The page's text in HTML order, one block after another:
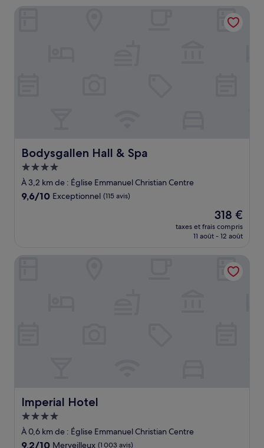
de
132 €
Bodysgallen Hall & Spa
Bodysgallen Hall & Spa
Hébergement
4.0 étoiles
À 3,2 km de : Église Emmanuel Christian Centre
9.6
9,6/10 Exceptionnel (115 avis)
Le
nouveau
prix
de
318 €
318 €
taxes et frais compris
11 août - 12 août
Imperial Hotel
Imperial Hotel
Hébergement
4.0 étoiles
À 0,6 km de : Église Emmanuel Christian Centre
9.2
9,2/10 Merveilleux (1 003 avis)